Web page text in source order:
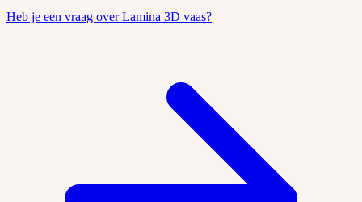
Heb je een vraag over Lamina 3D vaas?